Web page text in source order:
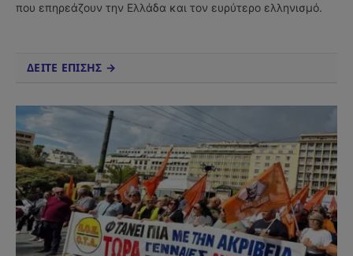
που επηρεάζουν την Ελλάδα και τον ευρύτερο ελληνισμό.
ΔΕΙΤΕ ΕΠΙΣΗΣ →